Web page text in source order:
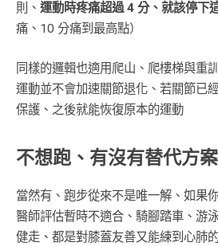
則、 運動時疼痛超過 4 分、就該停下
痛、10 分痛到最高點）
同樣的邏輯也適用爬山、爬樓梯與重
運動並不會加速關節退化、若關節已
保護、之後就能恢復原本的運動
不想跑、有沒有替代方案
當然有、跑步從來不是唯一解、如果
醫師評估暫時不適合、騎腳踏車、游
健走、都是對膝蓋友善又能練到心肺